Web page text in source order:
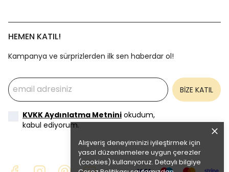
Alışveriş deneyiminizi iyileştirmek için
yasal düzenlemelere uygun çerezler
(cookies) kullanıyoruz. Detaylı bilgiye
HEMEN KATIL!
Kampanya ve sürprizlerden ilk sen haberdar ol!
BİZE KATIL
KVKK Aydınlatma Metnini okudum,
kabul ediyorum.